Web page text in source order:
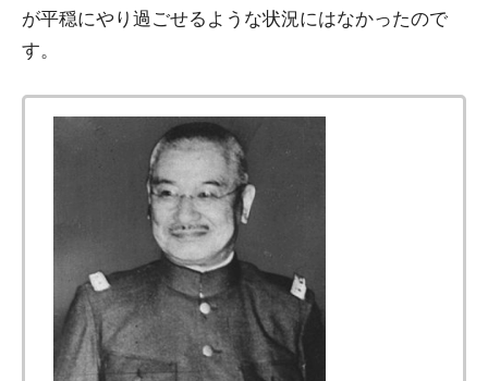
が平穏にやり過ごせるような状況にはなかったので
す。